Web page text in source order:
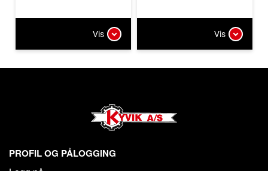
Vis Vis
PROFIL OG PÅLOGGING